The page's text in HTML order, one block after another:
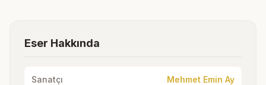
Eser Hakkında
Sanatçı Mehmet Emin Ay